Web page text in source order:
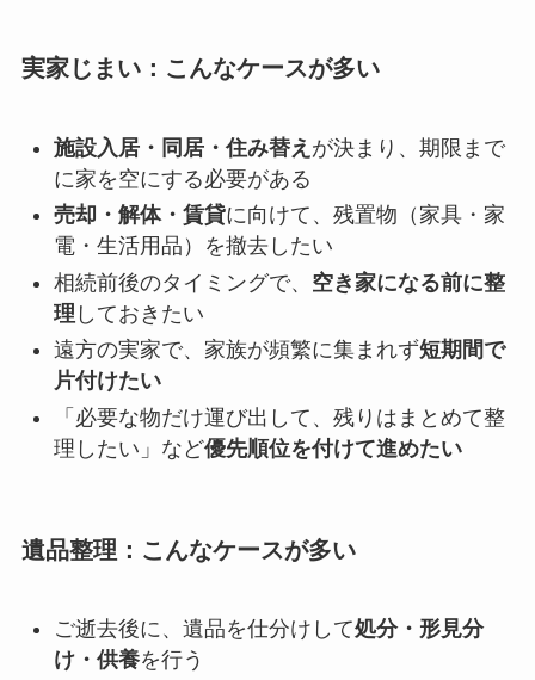
実家じまい：こんなケースが多い
施設入居・同居・住み替え が決まり、期限まで
に家を空にする必要がある
売却・解体・賃貸に向けて、残置物（家具・家
電・生活用品）を撤去したい
相続前後のタイミングで、 空き家になる前に整
理 しておきたい
遠方の実家で、家族が頻繁に集まれず短期間で
片付けたい
「必要な物だけ運び出して、残りはまとめて整
理したい」など優先順位を付けて進めたい
遺品整理：こんなケースが多い
ご逝去後に、遺品を仕分けして処分・形見分
け・供養を行う